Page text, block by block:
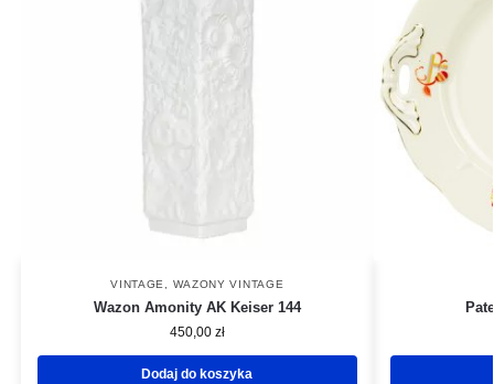
VINTAGE WAZONY VINTAGE
Wazon Amonity AK Keiser 144
450,00 zł
Dodaj do koszyka